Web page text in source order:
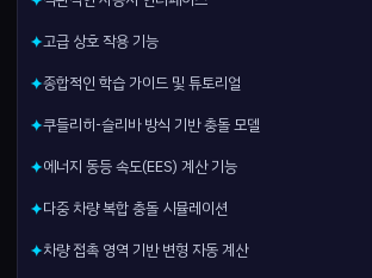
✦고급 상호 작용 기능
✦종합적인 학습 가이드 및 튜토리얼
✦쿠들리히-슬리바 방식 기반 충돌 모델
✦에너지 동등 속도(EES) 계산 기능
✦다중 차량 복합 충돌 시뮬레이션
✦차량 접촉 영역 기반 변형 자동 계산